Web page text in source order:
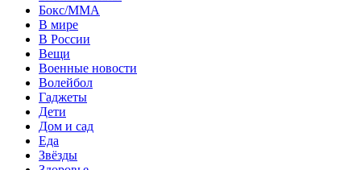
Бокс/MMA
В мире
В России
Вещи
Военные новости
Волейбол
Гаджеты
Дети
Дом и сад
Еда
Звёзды